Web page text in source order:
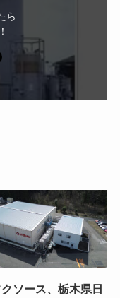
ら
ソース、栃木県日